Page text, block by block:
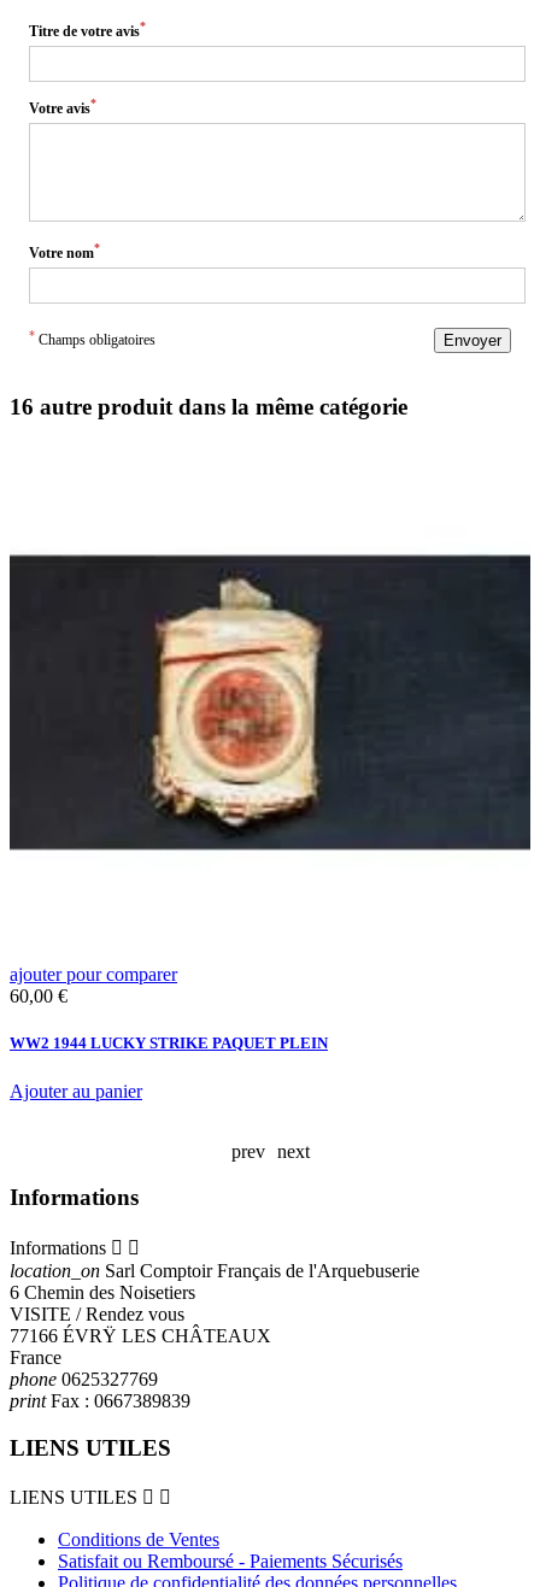
Titre de votre avis*
Votre avis*
Votre nom*
* Champs obligatoires Envoyer
16 autre produit dans la même catégorie
ajouter pour comparer
Prix
60,00 €
WW2 1944 LUCKY STRIKE PAQUET PLEIN
Ajouter au panier
prev
next
Informations
Informations  
location_on Sarl Comptoir Français de l'Arquebuserie
6 Chemin des Noisetiers
VISITE / Rendez vous
77166 ÉVRŸ LES CHÂTEAUX
France
phone 0625327769
printFax : 0667389839
LIENS UTILES
LIENS UTILES  
Conditions de Ventes
Satisfait ou Remboursé - Paiements Sécurisés